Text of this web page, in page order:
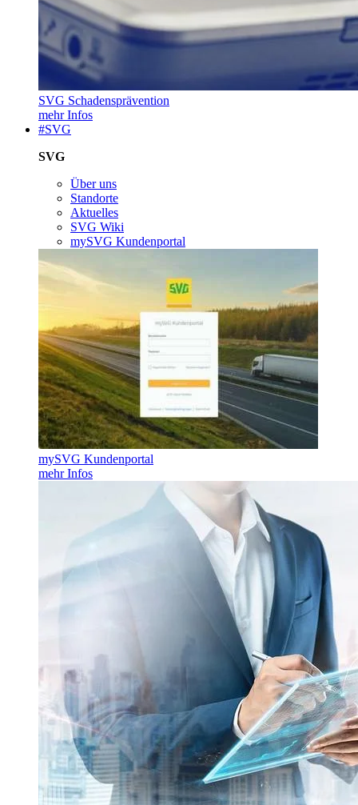
SVG Schadensprävention
mehr Infos
#SVG
SVG
Über uns
Standorte
Aktuelles
SVG Wiki
mySVG Kundenportal
mySVG Kundenportal
mehr Infos